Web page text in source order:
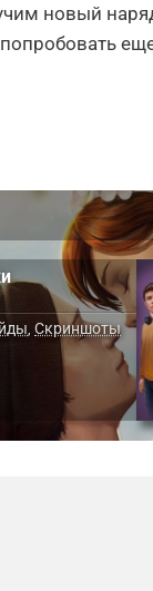
новый
,Скриншоты